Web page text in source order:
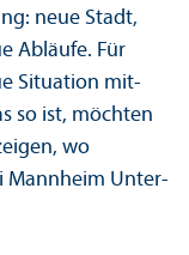
neue Stadt,
Abläufe. Für
Situation mit­
so ist, möchten
wo
Mannheim Unter­